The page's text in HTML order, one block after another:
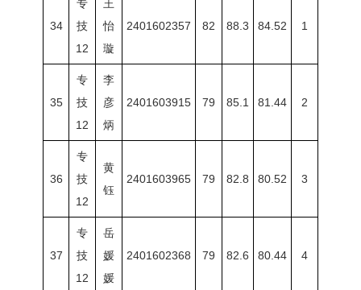
34
专
技
12
王
怡
璇
2401602357 82 88.3 84.52 1
35
专
技
12
李
彦
炳
2401603915 79 85.1 81.44 2
36
专
技
12
黄
钰
2401603965 79 82.8 80.52 3
37
专
技
12
岳
媛
媛
2401602368 79 82.6 80.44 4